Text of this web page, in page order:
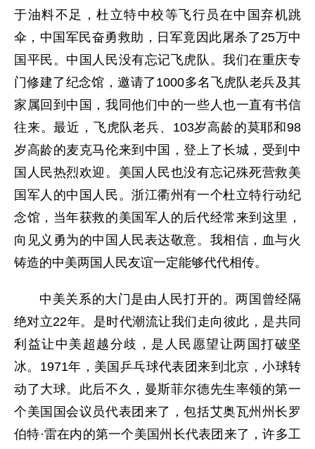
于油料不足，杜立特中校等飞行员在中国弃机跳
伞，中国军民奋勇救助，日军竟因此屠杀了25万中
国平民。中国人民没有忘记飞虎队。我们在重庆专
门修建了纪念馆，邀请了1000多名飞虎队老兵及其
家属回到中国，我同他们中的一些人也一直有书信
往来。最近，飞虎队老兵、103岁高龄的莫耶和98
岁高龄的麦克马伦来到中国，登上了长城，受到中
国人民热烈欢迎。美国人民也没有忘记殊死营救美
国军人的中国人民。浙江衢州有一个杜立特行动纪
念馆，当年获救的美国军人的后代经常来到这里，
向见义勇为的中国人民表达敬意。我相信，血与火
铸造的中美两国人民友谊一定能够代代相传。
中美关系的大门是由人民打开的。两国曾经隔
绝对立22年。是时代潮流让我们走向彼此，是共同
利益让中美超越分歧，是人民愿望让两国打破坚
冰。1971年，美国乒乓球代表团来到北京，小球转
动了大球。此后不久，曼斯菲尔德先生率领的第一
个美国国会议员代表团来了，包括艾奥瓦州州长罗
伯特·雷在内的第一个美国州长代表团来了，许多工